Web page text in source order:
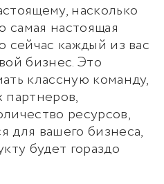
насколько
самая настоящая
сейчас каждый из вас
бизнес. Это
классную команду,
партнеров,
ресурсов,
для вашего бизнеса,
будет гораздо